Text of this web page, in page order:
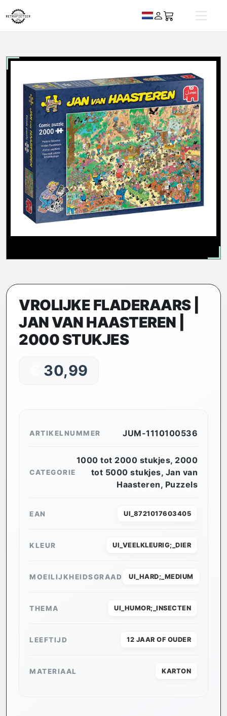
VROLIJKE FLADERAARS |
JAN VAN HAASTEREN |
2000 STUKJES
30,99
ARTIKELNUMMER JUM-1110100536
CATEGORIE
1000 tot 2000 stukjes, 2000
tot 5000 stukjes, Jan van
Haasteren, Puzzels
EAN UI_8721017603405
KLEUR UI_VEELKLEURIG;_DIER
MOEILIJKHEIDSGRAAD UI_HARD;_MEDIUM
THEMA UI_HUMOR;_INSECTEN
LEEFTIJD 12 JAAR OF OUDER
MATERIAAL KARTON